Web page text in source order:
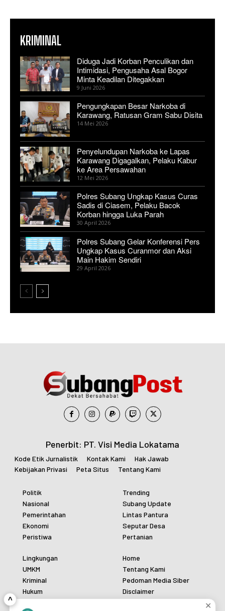
KRIMINAL
Diduga Jadi Korban Penculikan dan
Intimidasi, Pengusaha Asal Bogor
Minta Keadilan Ditegakkan
9 Juni 2026
Pengungkapan Besar Narkoba di
Karawang, Ratusan Gram Sabu Disita
14 Mei 2026
Penyelundupan Narkoba ke Lapas
Karawang Digagalkan, Pelaku Kabur
ke Area Persawahan
12 Mei 2026
Polres Subang Ungkap Kasus Curas
Sadis di Ciasem, Pelaku Bacok
Korban hingga Luka Parah
30 April 2026
Polres Subang Gelar Konferensi Pers
Ungkap Kasus Curanmor dan Aksi
Main Hakim Sendiri
29 April 2026
Penerbit: PT. Visi Media Lokatama
Kode Etik Jurnalistik Kontak Kami
Hak Jawab
Kebijakan Privasi
Peta Situs Tentang Kami
Politik
Nasional
Pemerintahan
Ekonomi
Peristiwa
Trending
Subang Update
Lintas Pantura
Seputar Desa
Pertanian
Lingkungan
UMKM
Kriminal
Hukum
Home
Tentang Kami
Pedoman Media Siber
Disclaimer
^
✕